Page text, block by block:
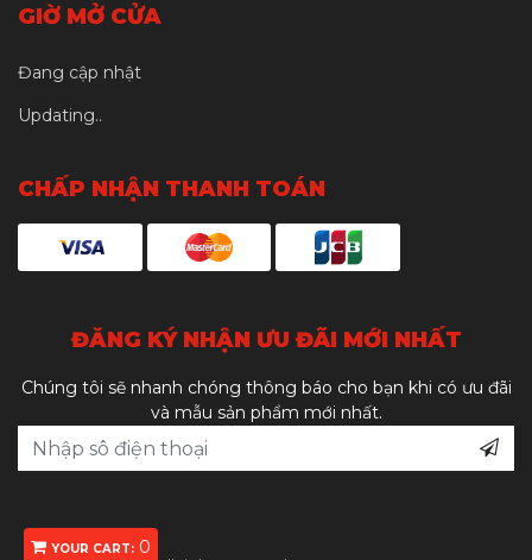
YOUR CART: 0
GIỜ MỞ CỬA
Đang cập nhật
Updating..
CHẤP NHẬN THANH TOÁN
ĐĂNG KÝ NHẬN ƯU ĐÃI MỚI NHẤT
Chúng tôi sẽ nhanh chóng thông báo cho bạn khi có ưu đãi
và mẫu sản phẩm mới nhất.